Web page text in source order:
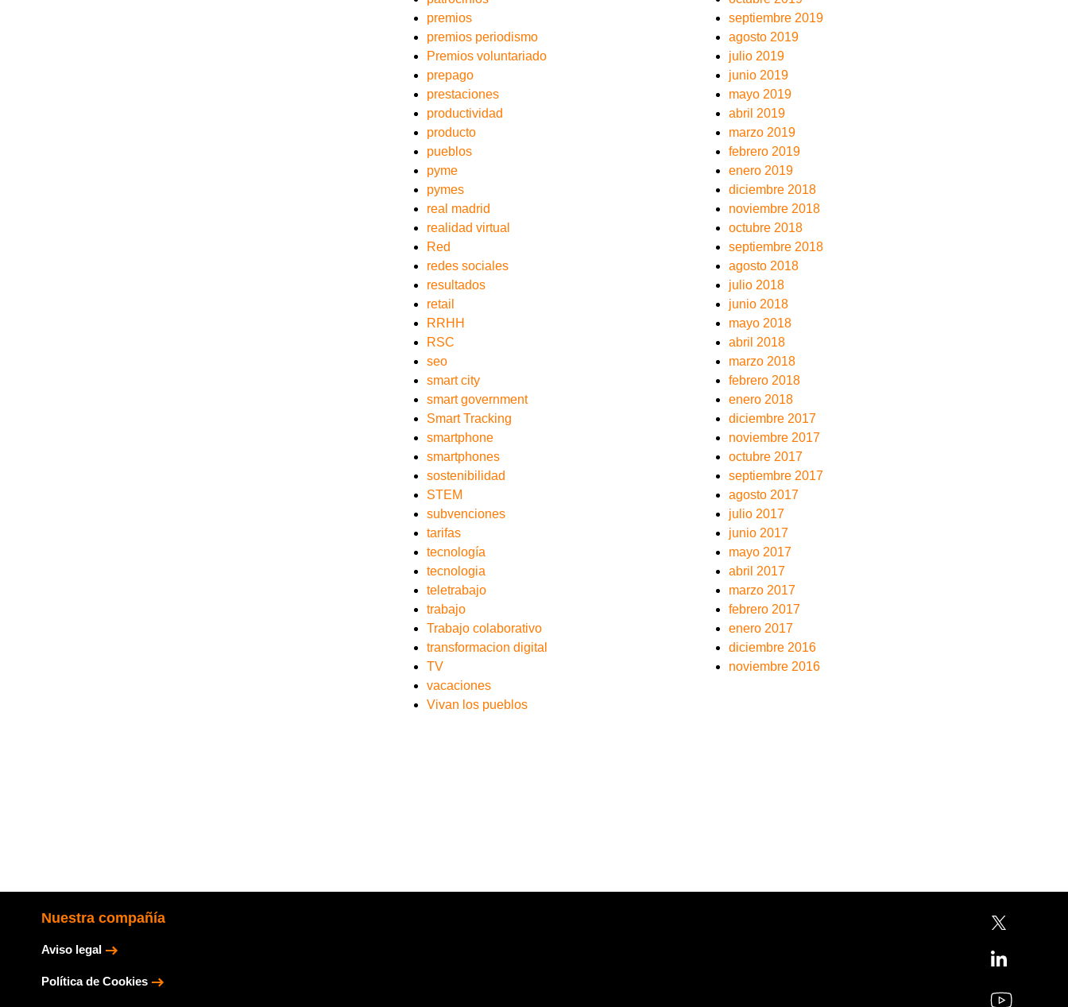
premios
premios periodismo
Premios voluntariado
prepago
prestaciones
productividad
producto
pueblos
pyme
pymes
real madrid
realidad virtual
Red
redes sociales
resultados
retail
RRHH
RSC
seo
smart city
smart government
Smart Tracking
smartphone
smartphones
sostenibilidad
STEM
subvenciones
tarifas
tecnología
tecnologia
teletrabajo
trabajo
Trabajo colaborativo
transformacion digital
TV
vacaciones
Vivan los pueblos
septiembre 2019
agosto 2019
julio 2019
junio 2019
mayo 2019
abril 2019
marzo 2019
febrero 2019
enero 2019
diciembre 2018
noviembre 2018
octubre 2018
septiembre 2018
agosto 2018
julio 2018
junio 2018
mayo 2018
abril 2018
marzo 2018
febrero 2018
enero 2018
diciembre 2017
noviembre 2017
octubre 2017
septiembre 2017
agosto 2017
julio 2017
junio 2017
mayo 2017
abril 2017
marzo 2017
febrero 2017
enero 2017
diciembre 2016
noviembre 2016
Nuestra compañía
Aviso legal
Política de Cookies